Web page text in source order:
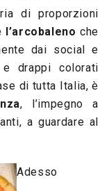
di proporzioni
l’arcobaleno che
dai social e
drappi colorati
di tutta Italia, è
, l’impegno a
a guardare al
Adesso